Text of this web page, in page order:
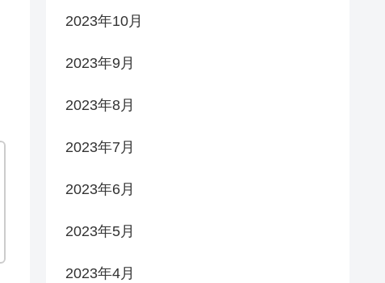
2023年10月
2023年9月
2023年8月
2023年7月
2023年6月
2023年5月
2023年4月